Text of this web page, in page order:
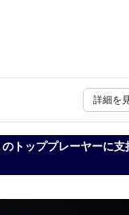
詳細を
トッププレーヤー